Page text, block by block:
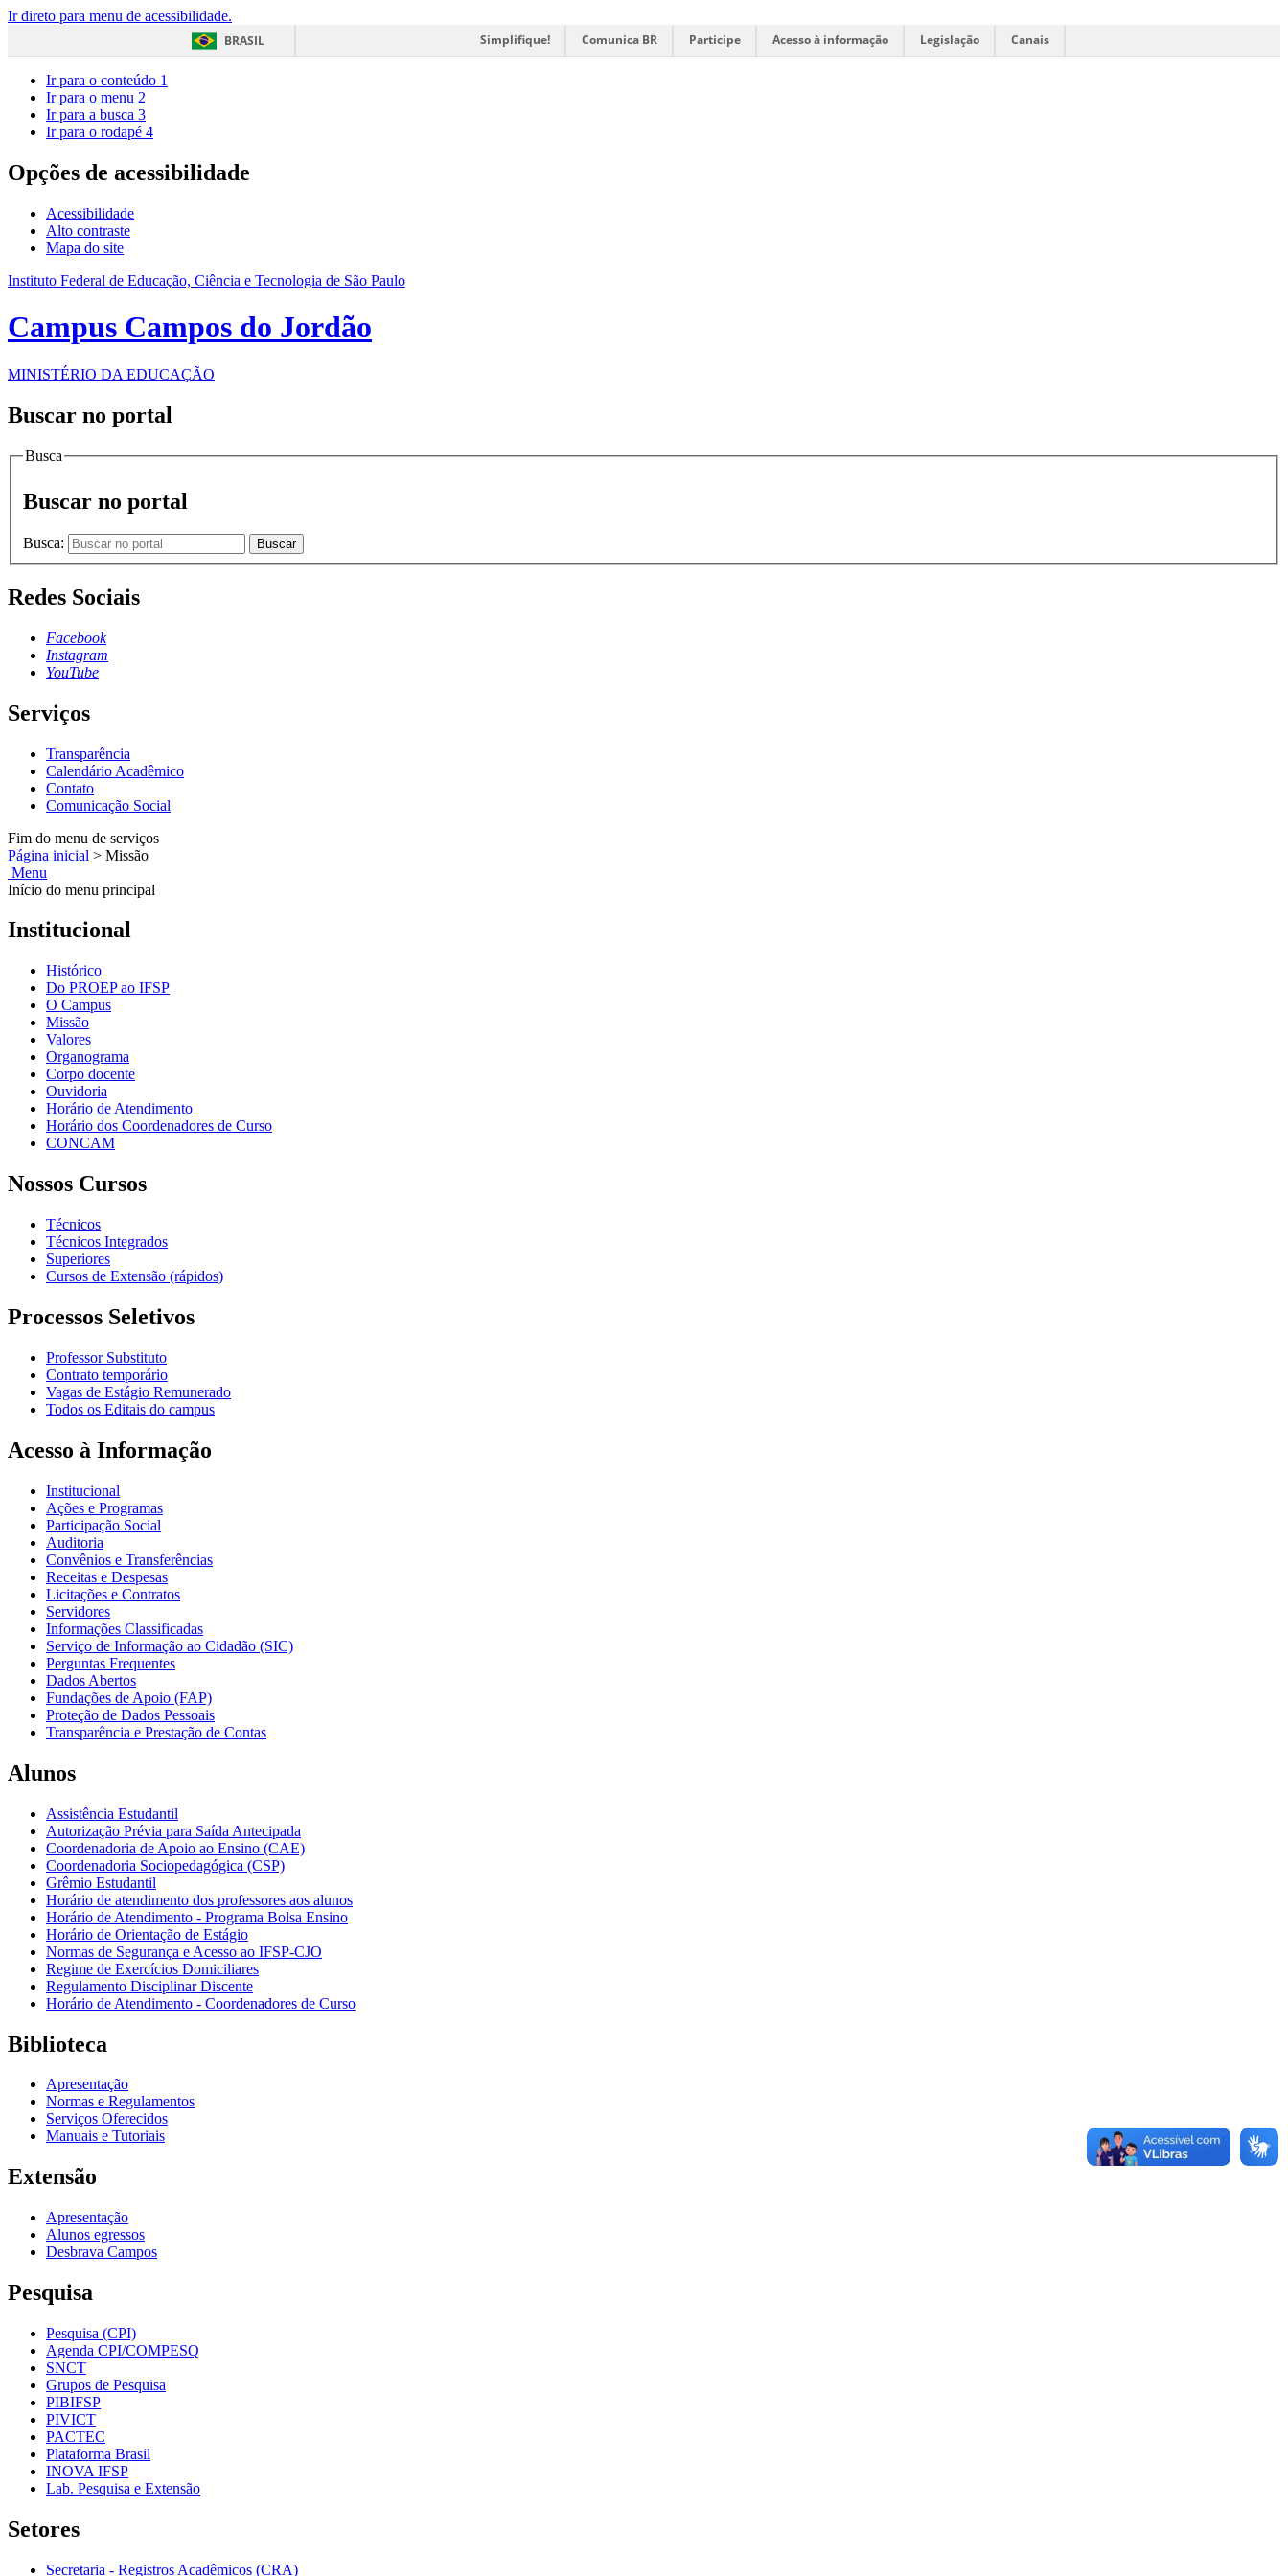
Ir direto para menu de acessibilidade.
BRASIL
Simplifique! Comunica BR Participe Acesso à informação Legislação Canais
Ir para o conteúdo 1
Ir para o menu 2
Ir para a busca 3
Ir para o rodapé 4
Opções de acessibilidade
Acessibilidade
Alto contraste
Mapa do site
Instituto Federal de Educação, Ciência e Tecnologia de São Paulo
Campus Campos do Jordão
MINISTÉRIO DA EDUCAÇÃO
Buscar no portal
Busca
Buscar no portal
Busca: Buscar
Redes Sociais
Facebook
Instagram
YouTube
Serviços
Transparência
Calendário Acadêmico
Contato
Comunicação Social
Fim do menu de serviços
Página inicial > Missão
Menu
Início do menu principal
Institucional
Histórico
Do PROEP ao IFSP
O Campus
Missão
Valores
Organograma
Corpo docente
Ouvidoria
Horário de Atendimento
Horário dos Coordenadores de Curso
CONCAM
Nossos Cursos
Técnicos
Técnicos Integrados
Superiores
Cursos de Extensão (rápidos)
Processos Seletivos
Professor Substituto
Contrato temporário
Vagas de Estágio Remunerado
Todos os Editais do campus
Acesso à Informação
Institucional
Ações e Programas
Participação Social
Auditoria
Convênios e Transferências
Receitas e Despesas
Licitações e Contratos
Servidores
Informações Classificadas
Serviço de Informação ao Cidadão (SIC)
Perguntas Frequentes
Dados Abertos
Fundações de Apoio (FAP)
Proteção de Dados Pessoais
Transparência e Prestação de Contas
Alunos
Assistência Estudantil
Autorização Prévia para Saída Antecipada
Coordenadoria de Apoio ao Ensino (CAE)
Coordenadoria Sociopedagógica (CSP)
Grêmio Estudantil
Horário de atendimento dos professores aos alunos
Horário de Atendimento - Programa Bolsa Ensino
Horário de Orientação de Estágio
Normas de Segurança e Acesso ao IFSP-CJO
Regime de Exercícios Domiciliares
Regulamento Disciplinar Discente
Horário de Atendimento - Coordenadores de Curso
Biblioteca
Apresentação
Normas e Regulamentos
Serviços Oferecidos
Manuais e Tutoriais
Extensão
Apresentação
Alunos egressos
Desbrava Campos
Pesquisa
Pesquisa (CPI)
Agenda CPI/COMPESQ
SNCT
Grupos de Pesquisa
PIBIFSP
PIVICT
PACTEC
Plataforma Brasil
INOVA IFSP
Lab. Pesquisa e Extensão
Setores
Secretaria - Registros Acadêmicos (CRA)